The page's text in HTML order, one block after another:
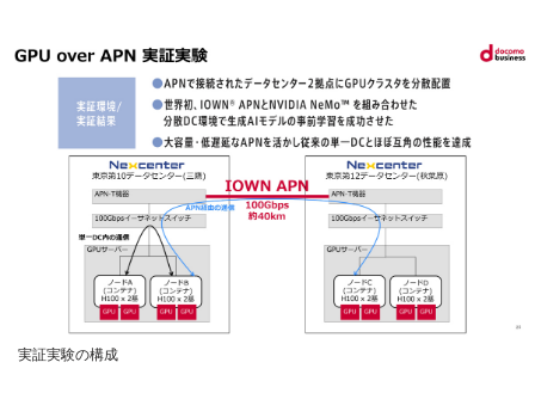
実証実験の構成